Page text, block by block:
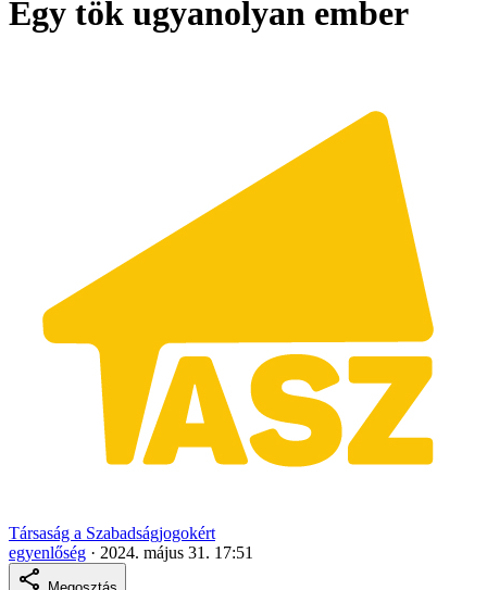
Egy tök ugyanolyan ember
Társaság a Szabadságjogokért
egyenlőség · 2024. május 31. 17:51